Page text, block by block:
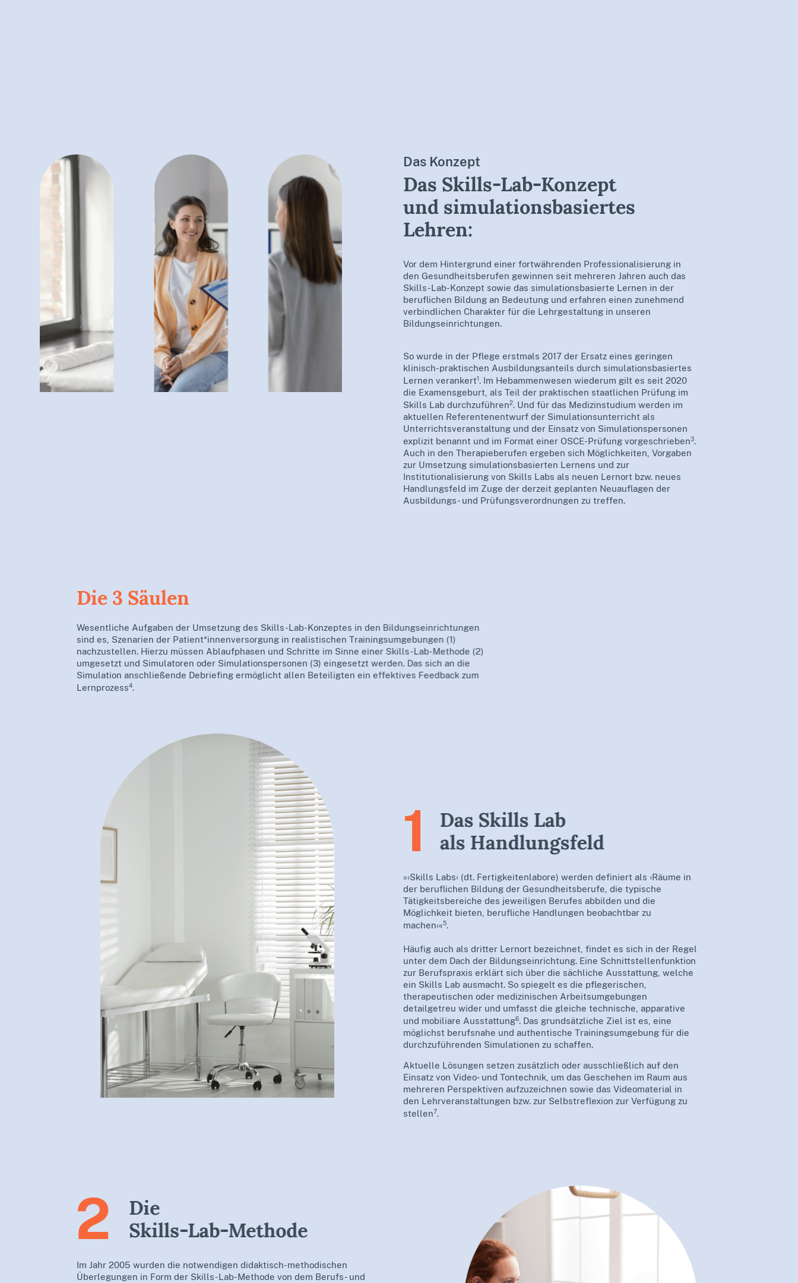
Das Konzept
Das Skills-Lab-Konzept
und simulationsbasiertes
Lehren:
Vor dem Hintergrund einer fortwährenden Professionalisierung in
den Gesundheitsberufen gewinnen seit mehreren Jahren auch das
Skills-Lab-Konzept sowie das simulationsbasierte Lernen in der
beruflichen Bildung an Bedeutung und erfahren einen zunehmend
verbindlichen Charakter für die Lehrgestaltung in unseren
Bildungseinrichtungen.
So wurde in der Pflege erstmals 2017 der Ersatz eines geringen
klinisch-praktischen Ausbildungsanteils durch simulationsbasiertes
Lernen verankert1 . Im Hebammenwesen wiederum gilt es seit 2020
die Examensgeburt, als Teil der praktischen staatlichen Prüfung im
Skills Lab durchzuführen2. Und für das Medizinstudium werden im
aktuellen Referentenentwurf der Simulationsunterricht als
Unterrichtsveranstaltung und der Einsatz von Simulationspersonen
explizit benannt und im Format einer OSCE-Prüfung vorgeschrieben3.
Auch in den Therapieberufen ergeben sich Möglichkeiten, Vorgaben
zur Umsetzung simulationsbasierten Lernens und zur
Institutionalisierung von Skills Labs als neuen Lernort bzw. neues
Handlungsfeld im Zuge der derzeit geplanten Neuauflagen der
Ausbildungs- und Prüfungsverordnungen zu treffen.
Die 3 Säulen
Wesentliche Aufgaben der Umsetzung des Skills-Lab-Konzeptes in den Bildungseinrichtungen
sind es, Szenarien der Patient*innenversorgung in realistischen Trainingsumgebungen (1)
nachzustellen. Hierzu müssen Ablaufphasen und Schritte im Sinne einer Skills-Lab-Methode (2)
umgesetzt und Simulatoren oder Simulationspersonen (3) eingesetzt werden. Das sich an die
Simulation anschließende Debriefing ermöglicht allen Beteiligten ein effektives Feedback zum
Lernprozess4.
1
Das Skills Lab
als Handlungsfeld
»›Skills Labs‹ (dt. Fertigkeitenlabore) werden definiert als ›Räume in
der beruflichen Bildung der Gesundheitsberufe, die typische
Tätigkeitsbereiche des jeweiligen Berufes abbilden und die
Möglichkeit bieten, berufliche Handlungen beobachtbar zu
machen‹«5.
Häufig auch als dritter Lernort bezeichnet, findet es sich in der Regel
unter dem Dach der Bildungseinrichtung. Eine Schnittstellenfunktion
zur Berufspraxis erklärt sich über die sächliche Ausstattung, welche
ein Skills Lab ausmacht. So spiegelt es die pflegerischen,
therapeutischen oder medizinischen Arbeitsumgebungen
detailgetreu wider und umfasst die gleiche technische, apparative
und mobiliare Ausstattung6. Das grundsätzliche Ziel ist es, eine
möglichst berufsnahe und authentische Trainingsumgebung für die
durchzuführenden Simulationen zu schaffen.
Aktuelle Lösungen setzen zusätzlich oder ausschließlich auf den
Einsatz von Video- und Tontechnik, um das Geschehen im Raum aus
mehreren Perspektiven aufzuzeichnen sowie das Videomaterial in
den Lehrveranstaltungen bzw. zur Selbstreflexion zur Verfügung zu
stellen7.
2
Die
Skills-Lab-Methode
Im Jahr 2005 wurden die notwendigen didaktisch-methodischen
Überlegungen in Form der Skills-Lab-Methode von dem Berufs- und